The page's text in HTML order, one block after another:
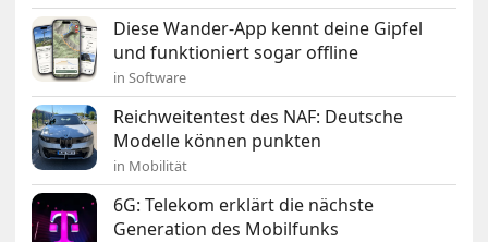
Diese Wander-App kennt deine Gipfel
und funktioniert sogar offline
in Software
Reichweitentest des NAF: Deutsche
Modelle können punkten
in Mobilität
6G: Telekom erklärt die nächste
Generation des Mobilfunks